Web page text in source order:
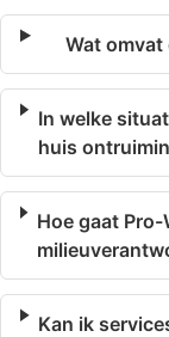
Wat
In welke
huis
Hoe gaat
Kan ik